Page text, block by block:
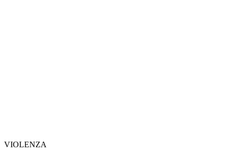
VIOLENZA